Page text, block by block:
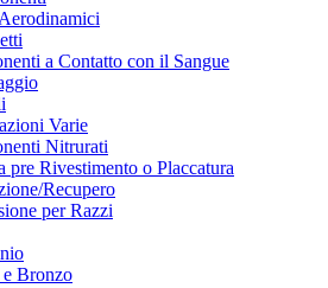
a Contatto con il Sangue
Varie
Nitrurati
pre Rivestimento o Placcatura
Recupero
per Razzi
Bronzo